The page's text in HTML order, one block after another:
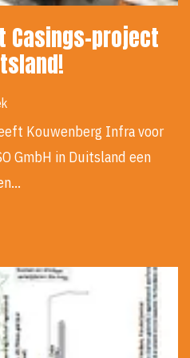
Casings-project
Kouwenberg Infra voor
GmbH in Duitsland een